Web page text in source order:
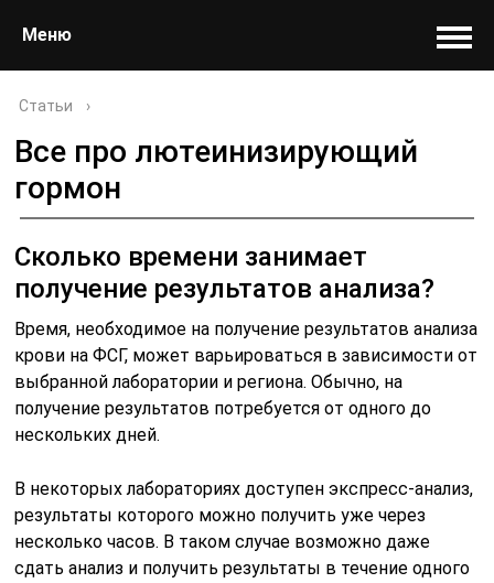
Меню
Статьи ›
Все про лютеинизирующий
гормон
Сколько времени занимает
получение результатов анализа?
Время, необходимое на получение результатов анализа
крови на ФСГ, может варьироваться в зависимости от
выбранной лаборатории и региона. Обычно, на
получение результатов потребуется от одного до
нескольких дней.
В некоторых лабораториях доступен экспресс-анализ,
результаты которого можно получить уже через
несколько часов. В таком случае возможно даже
сдать анализ и получить результаты в течение одного